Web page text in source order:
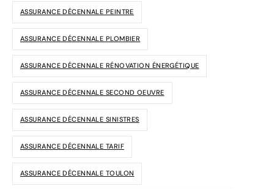
ASSURANCE DÉCENNALE PEINTRE
ASSURANCE DÉCENNALE PLOMBIER
ASSURANCE DÉCENNALE RÉNOVATION ÉNERGÉTIQUE
ASSURANCE DÉCENNALE SECOND OEUVRE
ASSURANCE DÉCENNALE SINISTRES
ASSURANCE DÉCENNALE TARIF
ASSURANCE DÉCENNALE TOULON